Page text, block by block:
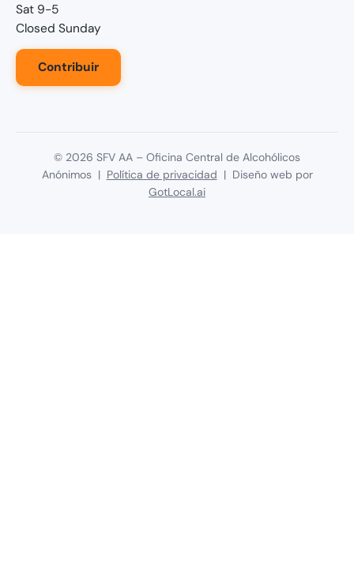
Sat 9-5
Closed Sunday
Contribuir
© 2026 SFV AA – Oficina Central de Alcohólicos
Anónimos | Política de privacidad | Diseño web por
GotLocal.ai